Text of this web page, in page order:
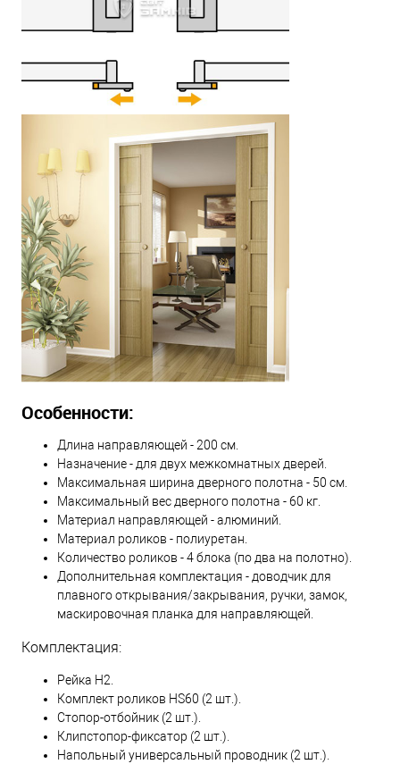
Особенности:
Длина направляющей - 200 см.
Назначение - для двух межкомнатных дверей.
Максимальная ширина дверного полотна - 50 см.
Максимальный вес дверного полотна - 60 кг.
Материал направляющей - алюминий.
Материал роликов - полиуретан.
Количество роликов - 4 блока (по два на полотно).
Дополнительная комплектация - доводчик для
плавного открывания/закрывания, ручки, замок,
маскировочная планка для направляющей.
Комплектация:
Рейка H2.
Комплект роликов HS60 (2 шт.).
Стопор-отбойник (2 шт.).
Клипстопор-фиксатор (2 шт.).
Напольный универсальный проводник (2 шт.).